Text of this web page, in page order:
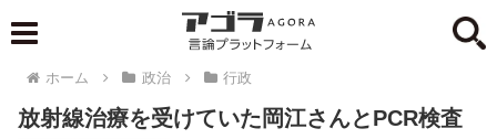
ホーム 政治 行政
放射線治療を受けていた岡江さんとPCR検査